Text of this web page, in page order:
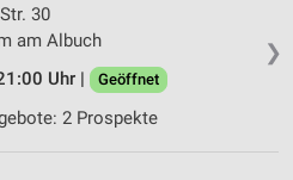
❯
30
am Albuch
Uhr |
Geöffnet
2 Prospekte